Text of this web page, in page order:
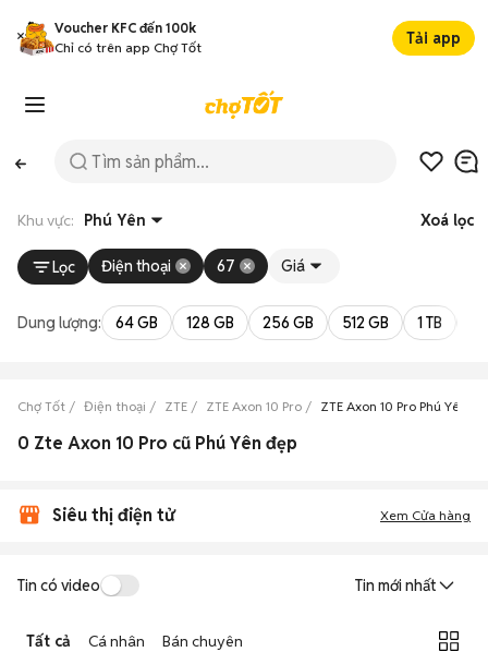
Voucher KFC đến 100k
Chỉ có trên app Chợ Tốt
Tải app
Khu vực: Phú Yên Xoá lọc
Lọc Điện thoại 67 Giá
Dung lượng: 64 GB 128 GB 256 GB 512 GB 1 TB
Chợ Tốt Điện thoại ZTE ZTE Axon 10 Pro ZTE Axon 10 Pro Phú Yên
0 Zte Axon 10 Pro cũ Phú Yên đẹp
Siêu thị điện tử Xem Cửa hàng
Tin có video Tin mới nhất
Tất cả Cá nhân Bán chuyên